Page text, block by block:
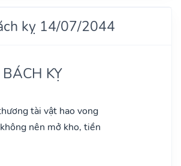
kỵ 14/07/2044
KỴ
tài vật hao vong
nên mở kho, tiền